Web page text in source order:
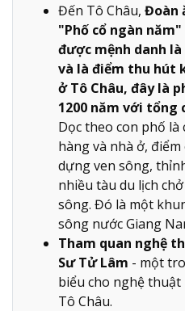
Đến Tô Châu, Đoàn
"Phố cổ ngàn
được mệnh danh là
và là điểm thu hút
ở Tô Châu, đây là
1200 năm với tổng
Dọc theo con phố là
hàng và nhà ở,
dựng ven sông,
nhiều tàu du lịch
sông. Đó là một
sông nước Giang
Tham quan nghệ
Sư Tử Lâm - một
biểu cho nghệ
Tô Châu.